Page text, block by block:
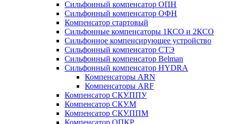
Сильфонный компенсатор ОПН
Сильфонный компенсатор ОФН
Компенсатор стартовый
Сильфонные компенсаторы 1КСО и 2КСО
Сильфонное компенсирующее устройство
Сильфонный компенсатор СТЭ
Сильфонный компенсатор Belman
Сильфонный компенсатор HYDRA
Компенсаторы ARN
Компенсаторы ARF
Компенсатор СКУ.ППУ
Компенсатор СКУ.М
Компенсатор СКУ.ППМ
Компенсатор ОПКР